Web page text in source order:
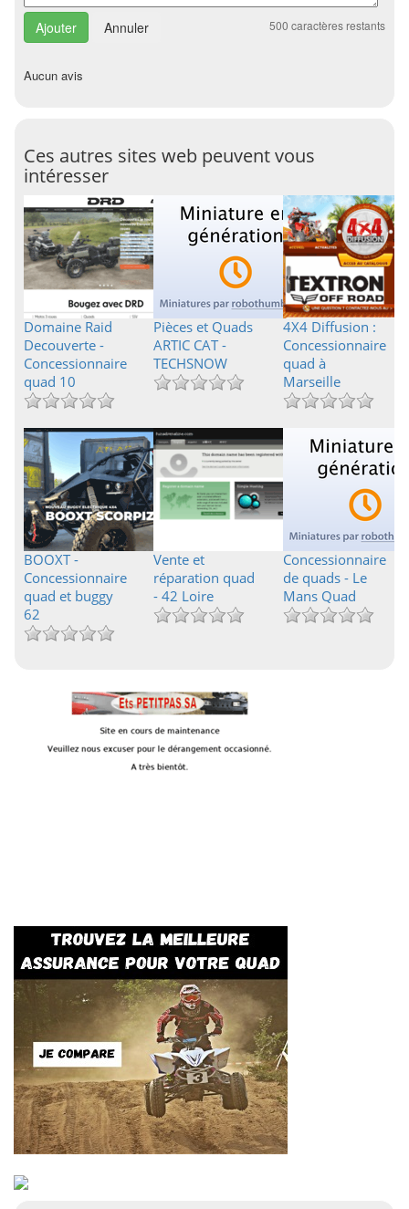
Annuler 500 caractères restants
Aucun avis
Ces autres sites web peuvent vous
intéresser
Domaine Raid
Decouverte -
Concessionnaire
quad 10
Pièces et Quads
ARTIC CAT -
TECHSNOW
4X4 Diffusion :
Concessionnaire
quad à
Marseille
BOOXT -
Concessionnaire
quad et buggy
62
Vente et
réparation quad
- 42 Loire
Concessionnaire
de quads - Le
Mans Quad